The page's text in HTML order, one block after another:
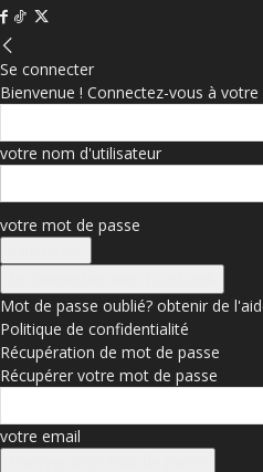
Se connecter
Bienvenue ! Connectez-vous à
votre nom d'utilisateur
votre mot de passe
Mot de passe oublié? obtenir de
Politique de confidentialité
Récupération de mot de passe
Récupérer votre mot de passe
votre email